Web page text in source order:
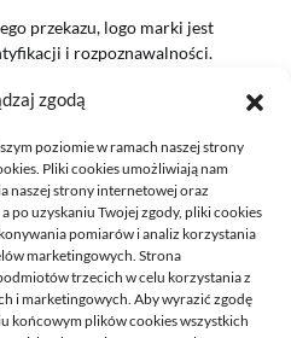
zgodą
poziomie w ramach naszej strony
Pliki cookies umożliwiają nam
naszej strony internetowej oraz
po uzyskaniu Twojej zgody, pliki cookies
pomiarów i analiz korzystania
marketingowych. Strona
trzecich w celu korzystania z
i marketingowych. Aby wyrazić zgodę
końcowym plików cookies wszystkich
przekazu, logo marki jest
i rozpoznawalności.